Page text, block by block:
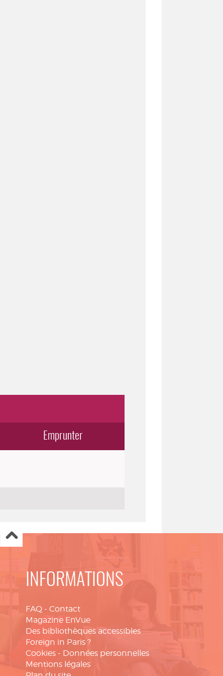
Emprunter
INFORMATIONS
FAQ - Contact
Magazine EnVue
Des bibliothèques accessibles
Foreign in Paris ?
Cookies - Données personnelles
Mentions légales